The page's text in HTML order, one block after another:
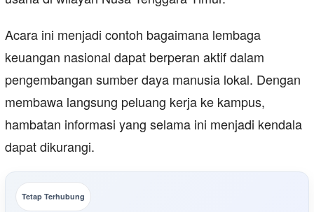
Acara ini menjadi contoh bagaimana lembaga
keuangan nasional dapat berperan aktif dalam
pengembangan sumber daya manusia lokal. Dengan
membawa langsung peluang kerja ke kampus,
hambatan informasi yang selama ini menjadi kendala
dapat dikurangi.
Tetap Terhubung